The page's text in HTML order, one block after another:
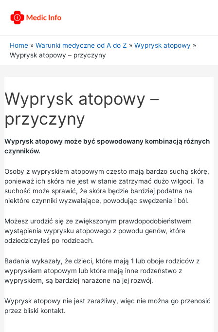
Home Warunki medyczne od A do Z
Wyprysk atopowy
Wyprysk atopowy – przyczyny
Wyprysk atopowy –
przyczyny
Wyprysk atopowy może być spowodowany kombinacją różnych
czynników.
Osoby z wypryskiem atopowym często mają bardzo suchą skórę,
ponieważ ich skóra nie jest w stanie zatrzymać dużo wilgoci. Ta
suchość może sprawić, że skóra będzie bardziej podatna na
niektóre czynniki wyzwalające, powodując swędzenie i ból.
Możesz urodzić się ze zwiększonym prawdopodobieństwem
wystąpienia wyprysku atopowego z powodu genów, które
odziedziczyłeś po rodzicach.
Badania wykazały, że dzieci, które mają 1 lub oboje rodziców z
wypryskiem atopowym lub które mają inne rodzeństwo z
wypryskiem, są bardziej narażone na jej rozwój.
Wyprysk atopowy nie jest zaraźliwy, więc nie można go przenosić
przez bliski kontakt.